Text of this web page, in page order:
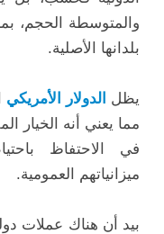
والمتوسطة الحجم،
بلدانها الأصلية.
يظل الدولار الأمريكي
مما يعني أنه الخيار
في الاحتفاظ
ميزانياتهم العمومية.
بيد أن هناك عملات